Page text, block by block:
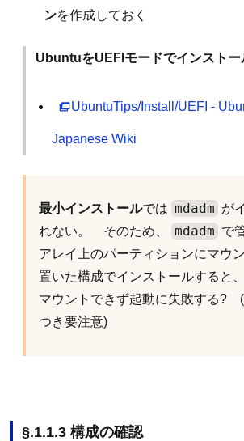
ンを作成しておく
UbuntuをUEFIモードでインストー
UbuntuTips/Install/UEFI -
Japanese Wiki
最小インストールでは mdadm が
れない。 そのため、
mdadm で
アレイ上のパーティションにマウ
置いた構成でインストールすると
マウントできず起動に失敗する?
つき要注意)
構成の確認